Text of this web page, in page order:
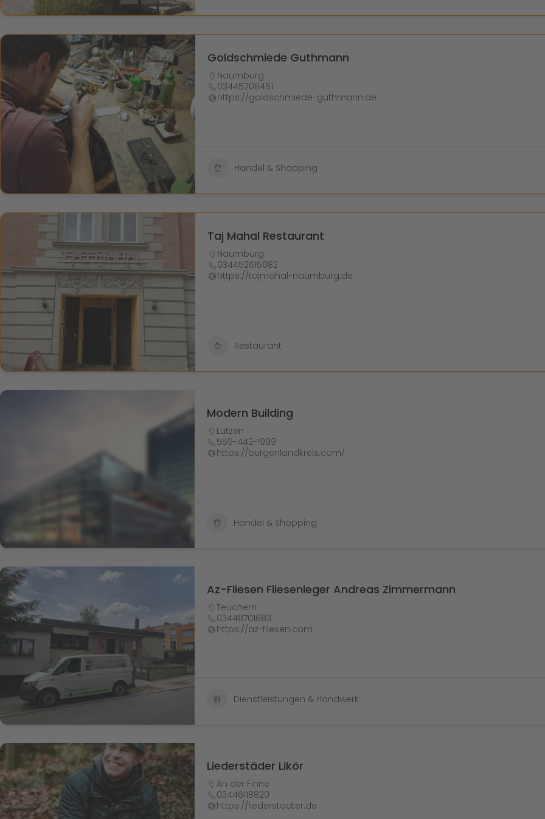
Goldschmiede Guthmann
Naumburg
03445208461
https://goldschmiede-guthmann.de
Handel & Shopping
Taj Mahal Restaurant
Naumburg
034452615082
https://tajmahal-naumburg.de
Restaurant
Modern Building
Lützen
559-442-1999
https://burgenlandkreis.com/
Handel & Shopping
Az-Fliesen Fliesenleger Andreas Zimmermann
Teuchern
03448701683
https://az-fliesen.com
Dienstleistungen & Handwerk
Liederstäder Likör
An der Finne
03446118820
https://liederstädter.de